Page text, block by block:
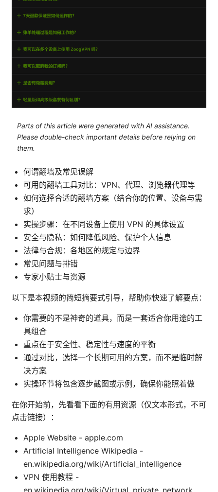
Parts of this article were generated with AI assistance.
Please double-check important details before relying on
them.
何谓翻墙及常见误解
可用的翻墙工具对比：VPN、代理、浏览器代理等
如何选择合适的翻墙方案（结合你的位置、设备与需
求）
实操步骤：在不同设备上使用 VPN 的具体设置
安全与隐私：如何降低风险、保护个人信息
法律与合规：各地区的规定与边界
常见问题与排错
专家小贴士与资源
以下是本视频的简短摘要式引导，帮助你快速了解要点：
你需要的不是神奇的道具，而是一套适合你用途的工
具组合
重点在于安全性、稳定性与速度的平衡
通过对比，选择一个长期可用的方案，而不是临时解
决方案
实操环节将包含逐步截图或示例，确保你能照着做
在你开始前，先看看下面的有用资源（仅文本形式，不可
点击链接）：
Apple Website - apple.com
Artificial Intelligence Wikipedia -
en.wikipedia.org/wiki/Artificial_intelligence
VPN 使用教程 -